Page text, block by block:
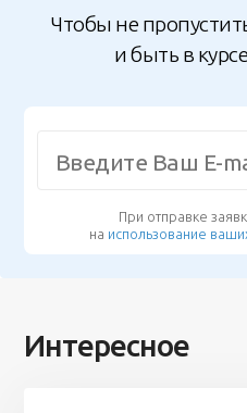
Чтобы не
и быть в
При отправке
на использование
Интересное